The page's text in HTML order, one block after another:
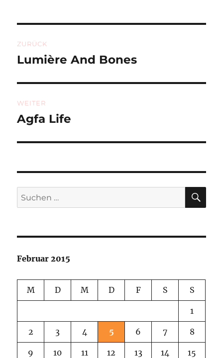
ZURÜCK
Vorheriger
Lumière And Bones
WEITER
Nächster
Agfa Life
Suchen
nach:
Februar 2015
M D M D F S S
1
2 3 4 5 6 7 8
9 10 11 12 13 14 15